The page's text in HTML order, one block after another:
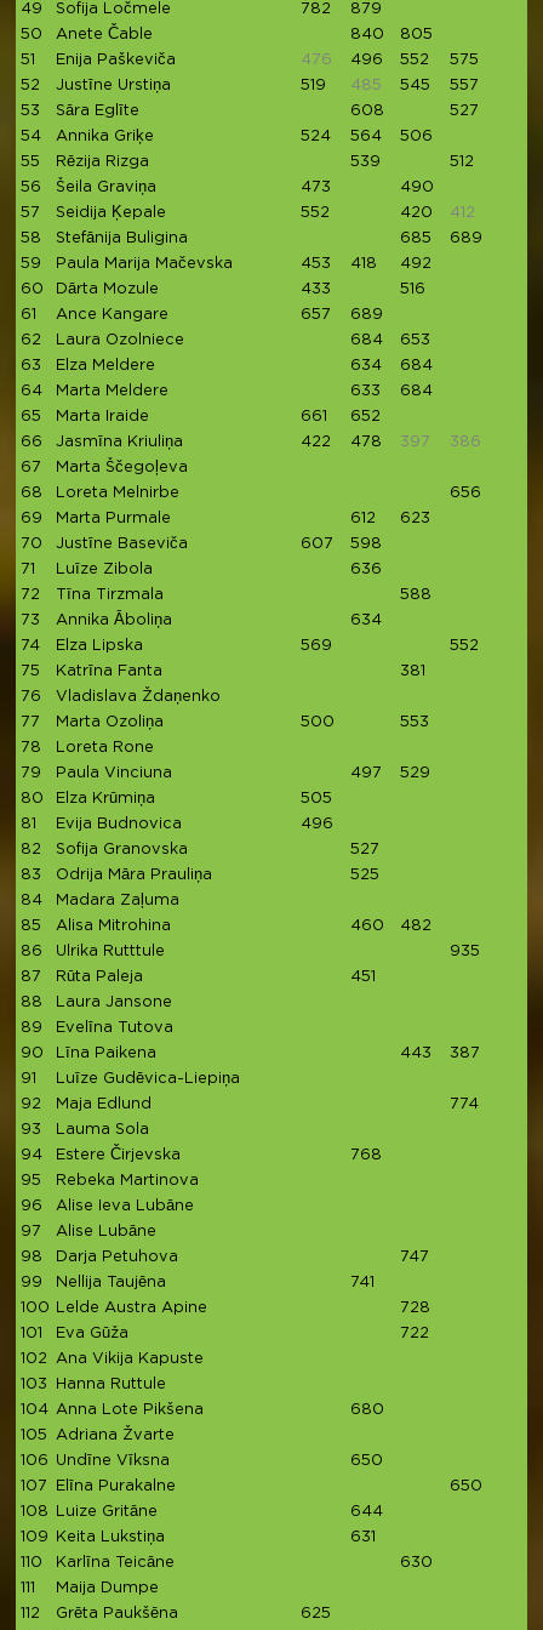
49
Sofija Ločmele 782
879
50
Anete Čable 840
805
51
Enija Paškeviča 476 496 552 575
52
Justīne Urstiņa 519 485 545
557
53
Sāra Eglīte 608 527
54
Annika Griķe 524 564 506
55
Rēzija Rizga 539
512
56
Šeila Graviņa 473 490
57
Seidija Ķepale 552 420 412
58
Stefānija Buligina 685
689
59
Paula Marija Mačevska 453 418
492
60
Dārta Mozule 433
516
61
Ance Kangare 657
689
62
Laura Ozolniece 684
653
63
Elza Meldere 634
684
64
Marta Meldere 633
684
65
Marta Iraide 661
652
66
Jasmīna Kriuliņa 422 478 397
386
67
Marta Ščegoļeva
68
Loreta Melnirbe
656
69
Marta Purmale 612
623
70
Justīne Baseviča 607
598
71
Luīze Zibola
636
72
Tīna Tirzmala
588
73
Annika Āboliņa
634
74
Elza Lipska 569
552
75
Katrīna Fanta
381
76
Vladislava Ždaņenko
77
Marta Ozoliņa 500
553
78
Loreta Rone
79
Paula Vinciuna 497
529
80
Elza Krūmiņa 505
81
Evija Budnovica 496
82
Sofija Granovska
527
83
Odrija Māra Prauliņa
525
84
Madara Zaļuma
85
Alisa Mitrohina 460
482
86
Ulrika Rutttule
935
87
Rūta Paleja
451
88
Laura Jansone
89
Evelīna Tutova
90
Līna Paikena 443
387
91
Luīze Gudēvica-Liepiņa
92
Maja Edlund
774
93
Lauma Sola
94
Estere Čirjevska
768
95
Rebeka Martinova
96
Alise Ieva Lubāne
97
Alise Lubāne
98
Darja Petuhova
747
99
Nellija Taujēna
741
100
Lelde Austra Apine
728
101
Eva Gūža
722
102
Ana Vikija Kapuste
103
Hanna Ruttule
104
Anna Lote Pikšena
680
105
Adriana Žvarte
106
Undīne Vīksna
650
107
Elīna Purakalne
650
108
Luize Gritāne
644
109
Keita Lukstiņa
631
110
Karlīna Teicāne
630
111
Maija Dumpe
112
Grēta Paukšēna
625